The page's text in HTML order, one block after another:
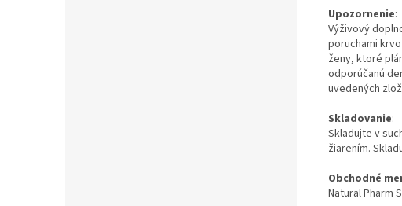
Upozornenie:
Výživový
poruchami
ženy, ktoré
odporúčanú
uvedených
Skladovanie:
Skladujte v
žiarením.
Obchodné
Natural Pharm